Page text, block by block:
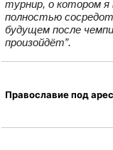
турнир, о котором я
полностью
будущем после
произойдёт”.
Православие под